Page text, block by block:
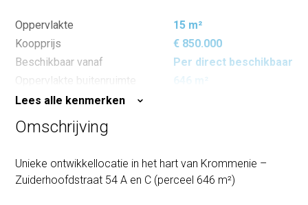
Oppervlakte
15 m²
Koopprijs
€ 850.000
Beschikbaar vanaf
Per direct beschikbaar
Oppervlakte buitenruimte
646 m²
Lees alle kenmerken
Omschrijving
Unieke ontwikkellocatie in het hart van Krommenie –
Zuiderhoofdstraat 54 A en C (perceel 646 m²)